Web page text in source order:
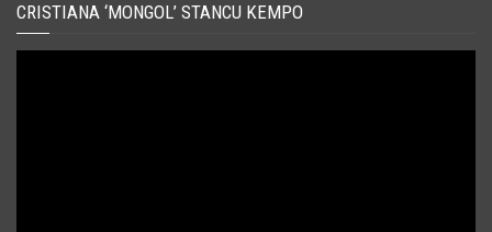
CRISTIANA ‘MONGOL’ STANCU KEMPO